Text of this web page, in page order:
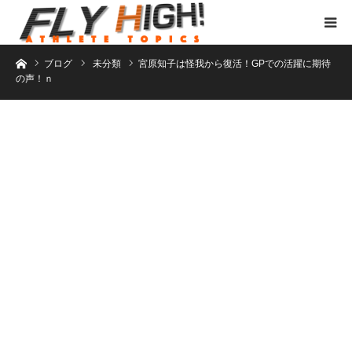
ホームブログ 未分類
宮原知子は怪我から復活！GPでの活躍に期待
の声！ｎ